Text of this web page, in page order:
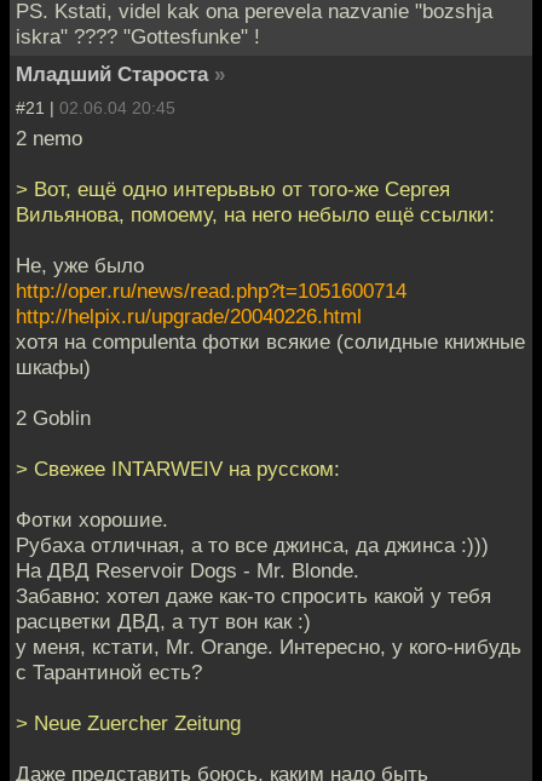
PS. Kstati, videl kak ona perevela nazvanie "bozshja
iskra" ???? "Gottesfunke" !
Младший Староста »
#21 | 02.06.04 20:45
2 nemo
> Вот, ещё одно интерьвью от того-же Сергея
Вильянова, помоему, на него небыло ещё ссылки:
Не, уже было
http://oper.ru/news/read.php?t=1051600714
http://helpix.ru/upgrade/20040226.html
хотя на compulenta фотки всякие (солидные книжные
шкафы)
2 Goblin
> Свежее INTARWEIV на русском:
Фотки хорошие.
Рубаха отличная, а то все джинса, да джинса :)))
На ДВД Reservoir Dogs - Mr. Blonde.
Забавно: хотел даже как-то спросить какой у тебя
расцветки ДВД, а тут вон как :)
у меня, кстати, Mr. Orange. Интересно, у кого-нибудь
с Тарантиной есть?
> Neue Zuercher Zeitung
Даже представить боюсь, каким надо быть